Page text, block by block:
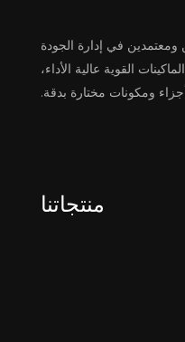
في إدارة الجودة
القوية عالية الأداء،
ومكونات مختارة بدقة.
منتجاتنا